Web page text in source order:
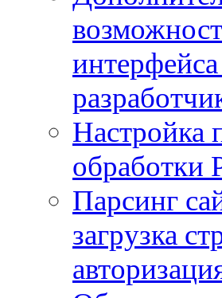
Настройка
обработки
Парсинг
загрузка